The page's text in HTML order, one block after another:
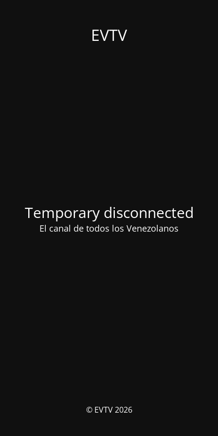
EVTV
Temporary disconnected
El canal de todos los Venezolanos
© EVTV 2026